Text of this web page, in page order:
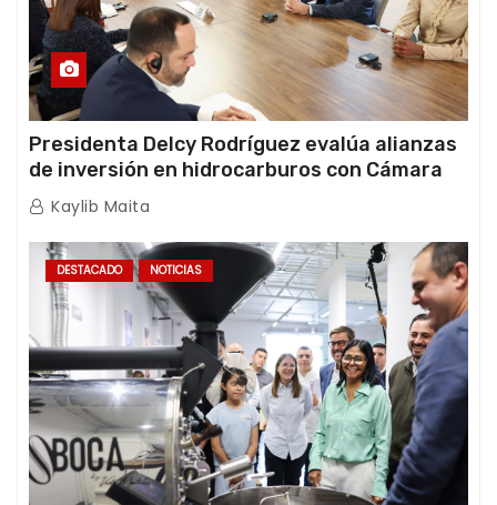
Presidenta Delcy Rodríguez evalúa alianzas
de inversión en hidrocarburos con Cámara
Africana de Energía
Kaylib Maita
DESTACADO NOTICIAS